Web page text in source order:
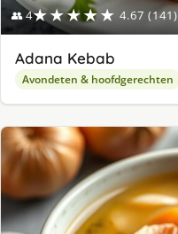
👥 4★★★★★ 4.67 (141)
Adana Kebab
Avondeten & hoofdgerechten